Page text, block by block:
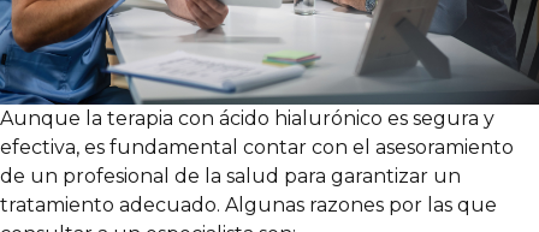
Aunque la terapia con ácido hialurónico es segura y
efectiva, es fundamental contar con el asesoramiento
de un profesional de la salud para garantizar un
tratamiento adecuado. Algunas razones por las que